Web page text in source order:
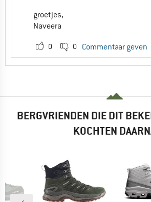
groetjes,
Naveera
0 0 Commentaar geven
BERGVRIENDEN DIE DIT
KOCHTEN